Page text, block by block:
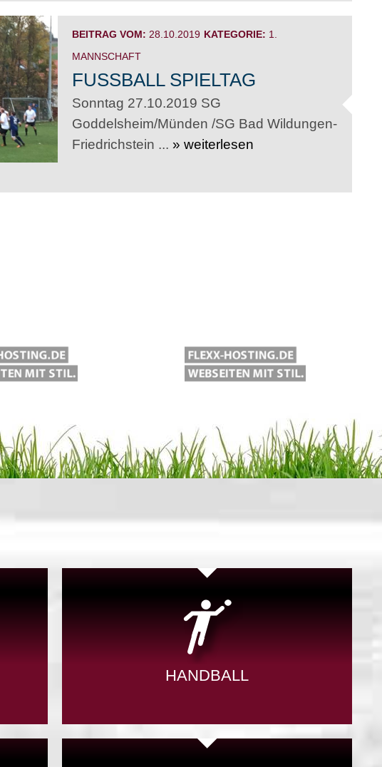
BEITRAG VOM: 28.10.2019 KATEGORIE: 1.
MANNSCHAFT
FUSSBALL SPIELTAG
Sonntag 27.10.2019 SG
Goddelsheim/Münden /SG Bad Wildungen-
Friedrichstein ... » weiterlesen
HANDBALL